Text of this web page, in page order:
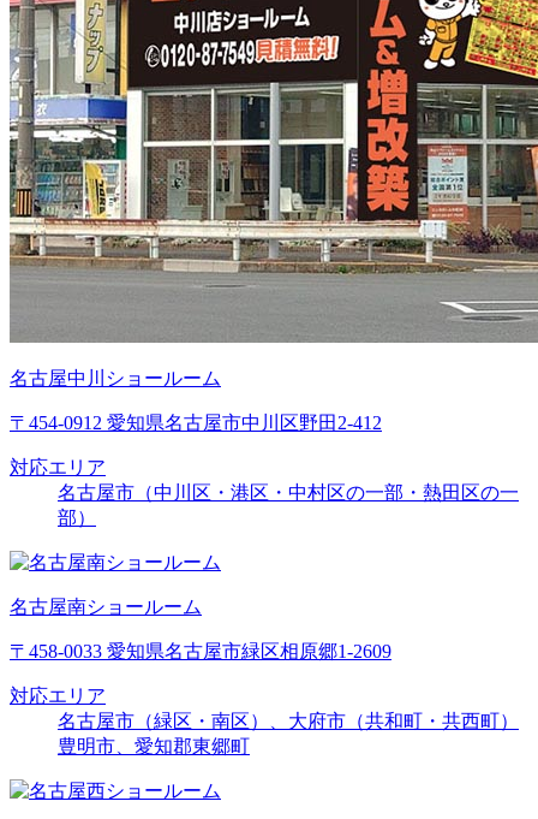
名古屋中川ショールーム
〒454-0912 愛知県名古屋市中川区野田2-412
対応エリア
名古屋市（中川区・港区・中村区の一部・熱田区の一
部）
名古屋南ショールーム
〒458-0033 愛知県名古屋市緑区相原郷1-2609
対応エリア
名古屋市（緑区・南区）、大府市（共和町・共西町）
豊明市、愛知郡東郷町